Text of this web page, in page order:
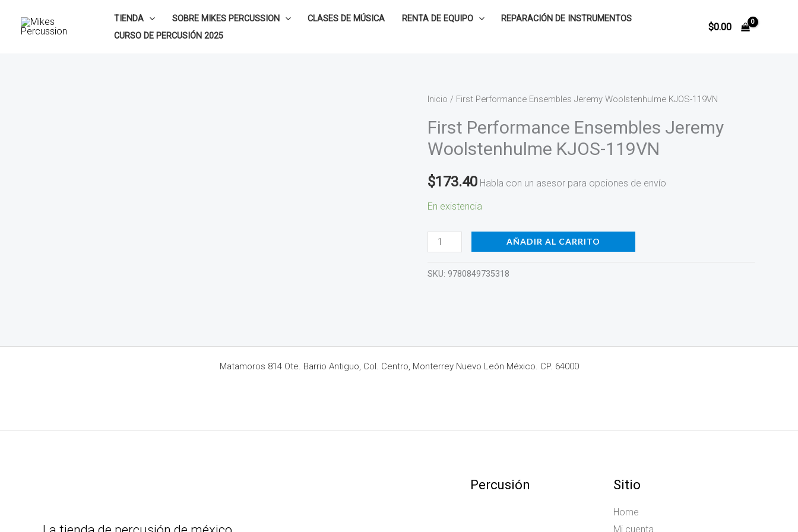
TIENDA SOBRE MIKES PERCUSSION CLASES DE MÚSICA RENTA DE EQUIPO
REPARACIÓN DE INSTRUMENTOS
CURSO DE PERCUSIÓN 2025
$0.00
Inicio / First Performance Ensembles Jeremy Woolstenhulme KJOS-119VN
First Performance Ensembles Jeremy
Woolstenhulme KJOS-119VN
$173.40 Habla con un asesor para opciones de envío
En existencia
First
Ensembles
Jeremy
KJOS-
119VN
AÑADIR AL CARRITO
SKU: 9780849735318
Matamoros 814 Ote. Barrio Antiguo, Col. Centro, Monterrey Nuevo León México. CP. 64000
Percusión Sitio
Home
Mi cuenta